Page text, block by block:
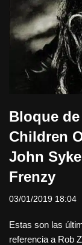
Bloque
Children
John
Frenzy
03/01/2019 18:04
Estas son las
referencia a Rob